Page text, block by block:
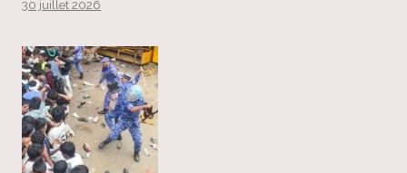
30 juillet 2026